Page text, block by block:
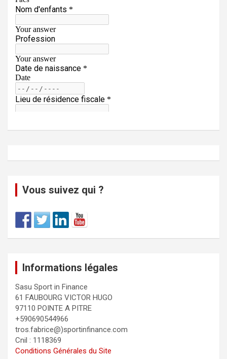
Vous suivez qui ?
Informations légales
Sasu Sport in Finance
61 FAUBOURG VICTOR HUGO
97110 POINTE A PITRE
+590690544966
tros.fabrice@)sportinfinance.com
Cnil : 1118369
Conditions Générales du Site